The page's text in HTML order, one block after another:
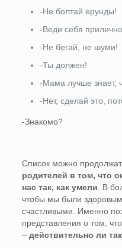
-Не болтай ерунды!
-Веди себя
-Не бегай, не шуми!
-Ты должен!
-Мама лучше знает,
-Нет, сделай это,
-Знакомо?
Список можно
родителей в том, что
нас так, как умели . В
чтобы мы были
счастливыми. Именно
представления о том,
– действительно ли